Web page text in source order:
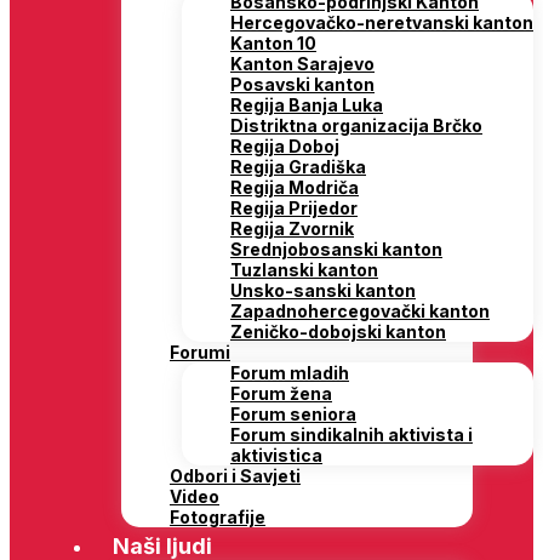
Hercegovačko-neretvanski kanton
Kanton 10
Kanton Sarajevo
Posavski kanton
Regija Banja Luka
Distriktna organizacija Brčko
Regija Doboj
Regija Gradiška
Regija Modriča
Regija Prijedor
Regija Zvornik
Srednjobosanski kanton
Tuzlanski kanton
Unsko-sanski kanton
Zapadnohercegovački kanton
Zeničko-dobojski kanton
Forumi
Forum mladih
Forum žena
Forum seniora
Forum sindikalnih aktivista i
aktivistica
Odbori i Savjeti
Video
Fotografije
Naši ljudi